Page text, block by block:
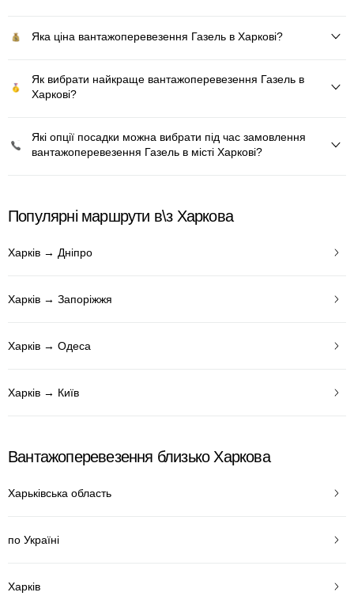
Яка ціна вантажоперевезення Газель в Харкові?
Як вибрати найкраще вантажоперевезення Газель в
Харкові?
Які опції посадки можна вибрати під час замовлення
вантажоперевезення Газель в місті Харкові?
Популярні маршрути в\з Харкова
Харків → Дніпро
Харків → Запоріжжя
Харків → Одеса
Харків → Київ
Вантажоперевезення близько Харкова
Харьківська область
по Україні
Харків